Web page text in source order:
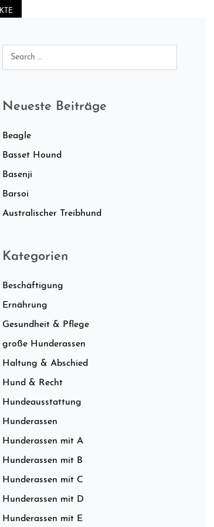
Neueste Beiträge
Beagle
Basset Hound
Basenji
Barsoi
Australischer Treibhund
Kategorien
Beschäftigung
Ernährung
Gesundheit & Pflege
große Hunderassen
Haltung & Abschied
Hund & Recht
Hundeausstattung
Hunderassen
Hunderassen mit A
Hunderassen mit B
Hunderassen mit C
Hunderassen mit D
Hunderassen mit E